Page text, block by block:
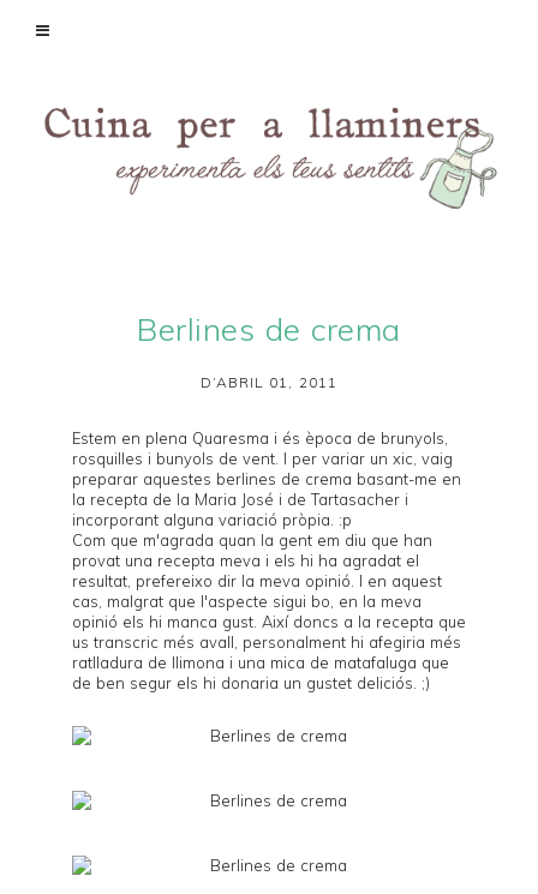
Berlines de crema
D’ABRIL 01, 2011
Estem en plena Quaresma i és època de brunyols
rosquilles i bunyols de vent . I per variar un xic, vaig
preparar aquestes berlines de crema basant-me en
la recepta de la Maria José i deTartasacher i
incorporant alguna variació pròpia. :p
Com que m'agrada quan la gent em diu que han
provat una recepta meva i els hi ha agradat el
resultat, prefereixo dir la meva opinió. I en aquest
cas, malgrat que l'aspecte sigui bo, en la meva
opinió els hi manca gust. Així doncs a la recepta que
us transcric més avall, personalment hi afegiria més
ratlladura de llimona i una mica de matafaluga que
de ben segur els hi donaria un gustet deliciós. ;)